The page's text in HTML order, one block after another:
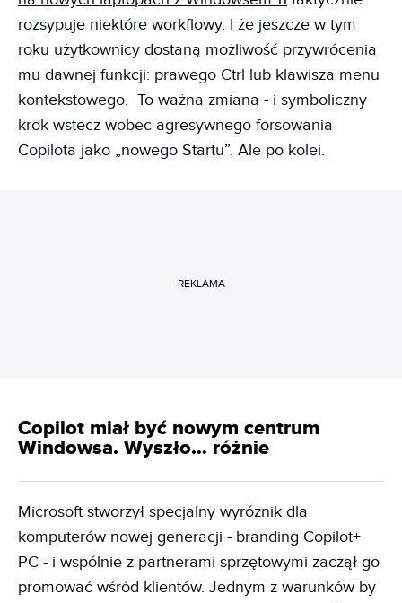
rozsypuje niektóre workflowy. I że jeszcze w tym
roku użytkownicy dostaną możliwość przywrócenia
mu dawnej funkcji: prawego Ctrl lub klawisza menu
kontekstowego. To ważna zmiana - i symboliczny
krok wstecz wobec agresywnego forsowania
Copilota jako „nowego Startu”. Ale po kolei.
REKLAMA
Copilot miał być nowym centrum
Windowsa. Wyszło… różnie
Microsoft stworzył specjalny wyróżnik dla
komputerów nowej generacji - branding Copilot+
PC - i wspólnie z partnerami sprzętowymi zaczął go
promować wśród klientów. Jednym z warunków by